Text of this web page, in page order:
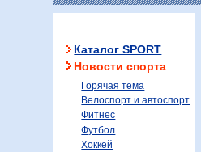
Каталог SPORT
Новости спорта
Горячая тема
Велоспорт и автоспорт
Фитнес
Футбол
Хоккей